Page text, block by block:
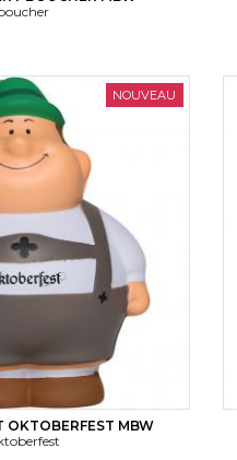
NOUVEAU
OKTOBERFEST MBW